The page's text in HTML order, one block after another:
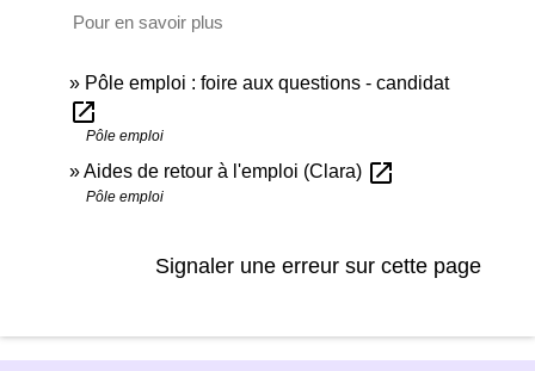
Pour en savoir plus
Pôle emploi : foire aux questions - candidat
open_in_new
Pôle emploi
Aides de retour à l'emploi (Clara) open_in_new
Pôle emploi
Signaler une erreur sur cette page